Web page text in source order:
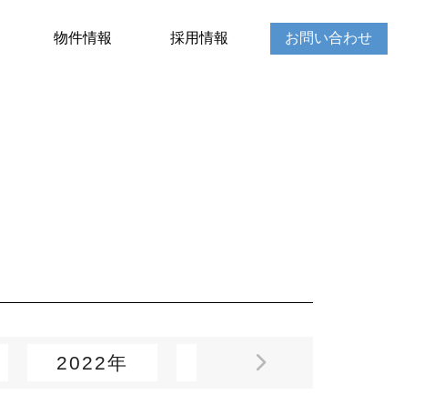
物件情報 採用情報 お問い合わせ
2022年 2021年